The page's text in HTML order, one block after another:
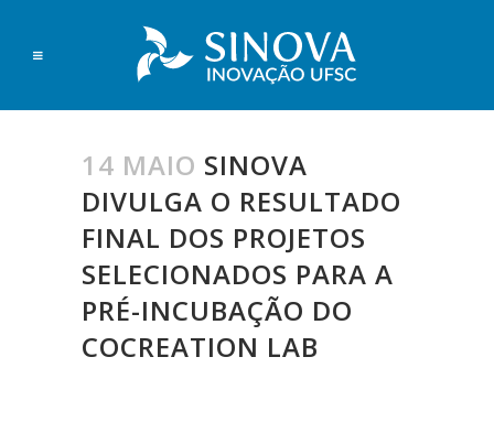
14 MAIO SINOVA
DIVULGA O RESULTADO
FINAL DOS PROJETOS
SELECIONADOS PARA A
PRÉ-INCUBAÇÃO DO
COCREATION LAB